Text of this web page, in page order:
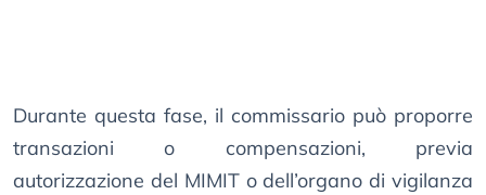
Durante questa fase, il commissario può proporre
transazioni o compensazioni, previa
autorizzazione del MIMIT o dell’organo di vigilanza